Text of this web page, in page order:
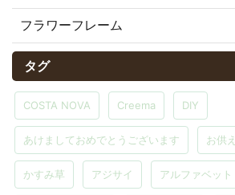
フラワーフレーム
タグ
COSTA NOVA Creema DIY
あけましておめでとうございます お供え
かすみ草 アジサイ アルファベット